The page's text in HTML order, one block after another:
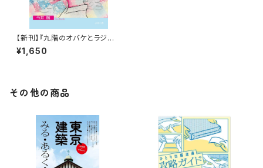
【新刊】『九階のオバケとラジオ
と文学』今井楓（サイン本）
¥1,650
その他の商品